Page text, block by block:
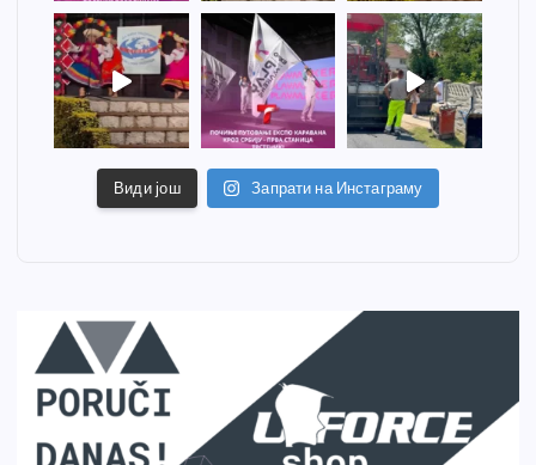
Види још Запрати на Инстаграму